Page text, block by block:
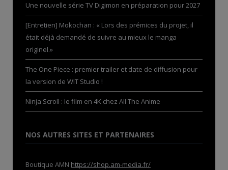
Une nouvelle série TV Digimon en préparation pour 2027
[Entretien] Mokochan : « Lors des prémices du projet, il
était déjà demandé de suivre au mieux le manga
originel.»
The One Piece : premier trailer et date de diffusion pour
la version de WIT Studio !
Ninja Scroll : le film en 4K chez All The Anime
NOS AUTRES SITES ET PARTENAIRES
Boutique AMN https://shop.am-media.fr/